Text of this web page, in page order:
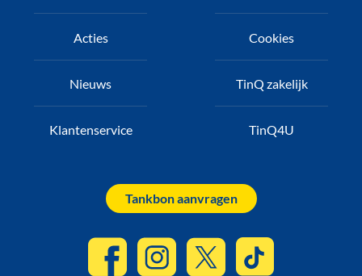
Acties
Nieuws
Klantenservice
Cookies
TinQ zakelijk
TinQ4U
Tankbon aanvragen